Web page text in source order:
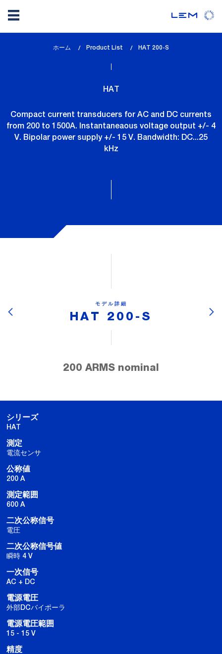
ツ
ホーム Product List
lem_current_page
HAT 200-S
HAT
Compact current transducers for AC and DC currents
from 200 to 1500A. Instantaneaous voltage output +/- 4
V. Bipolar power supply +/- 15 V. Bandwidth: DC...25
kHz
モデル詳細
HAT 200-S
200 ARMS nominal
シリーズ
HAT
測定
電流センサ
公称値
200 A
測定範囲
600 A
二次公称信号
電圧
二次公称信号値
瞬時 4 V
一次信号
AC + DC
電源電圧
外部DCバイポーラ
電源電圧範囲
15 - 15 V
精度